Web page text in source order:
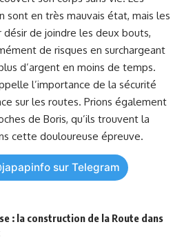
sont en très mauvais état, mais les
de joindre les deux bouts,
de risques en surchargeant
d’argent en moins de temps.
l’importance de la sécurité
sur les routes. Prions également
‍de Boris, ⁢qu’ils trouvent la
cette douloureuse ⁤épreuve.
sur Telegram
: la construction de la Route dans